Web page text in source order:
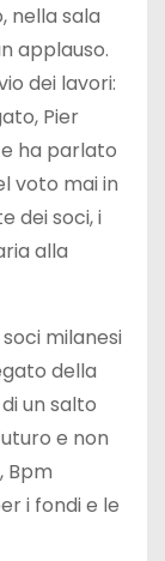
nella sala
applauso.
dei lavori:
Pier
ha parlato
voto mai in
dei soci, i
alla
milanesi
della
un salto
e non
Bpm
i fondi e le